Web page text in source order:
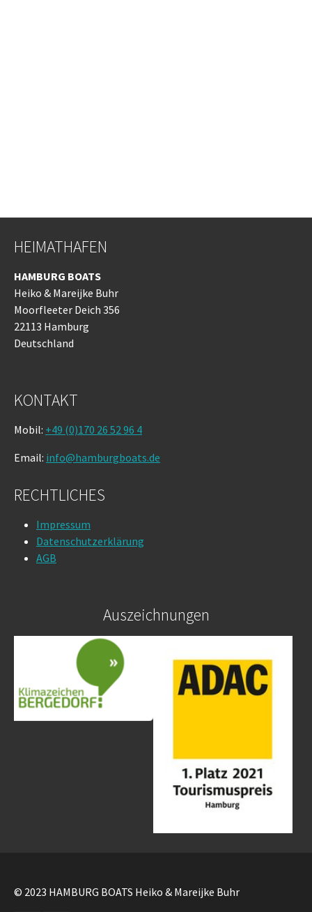
HEIMATHAFEN
HAMBURG BOATS
Heiko & Mareijke Buhr
Moorfleeter Deich 356
22113 Hamburg
Deutschland
KONTAKT
Mobil: +49 (0)170 26 52 96 4
Email: info@hamburgboats.de
RECHTLICHES
Impressum
Datenschutzerklärung
AGB
Auszeichnungen
© 2023 HAMBURG BOATS Heiko & Mareijke Buhr